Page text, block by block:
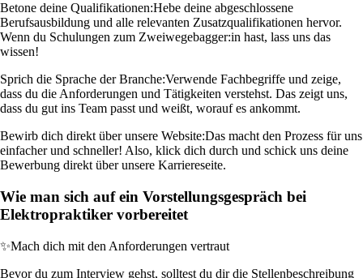
Betone deine Qualifikationen:Hebe deine abgeschlossene
Berufsausbildung und alle relevanten Zusatzqualifikationen hervor.
Wenn du Schulungen zum Zweiwegebagger:in hast, lass uns das
wissen!
Sprich die Sprache der Branche:Verwende Fachbegriffe und zeige,
dass du die Anforderungen und Tätigkeiten verstehst. Das zeigt uns,
dass du gut ins Team passt und weißt, worauf es ankommt.
Bewirb dich direkt über unsere Website:Das macht den Prozess für uns
einfacher und schneller! Also, klick dich durch und schick uns deine
Bewerbung direkt über unsere Karriereseite.
Wie man sich auf ein Vorstellungsgespräch bei
Elektropraktiker vorbereitet
✨Mach dich mit den Anforderungen vertraut
Bevor du zum Interview gehst, solltest du dir die Stellenbeschreibung